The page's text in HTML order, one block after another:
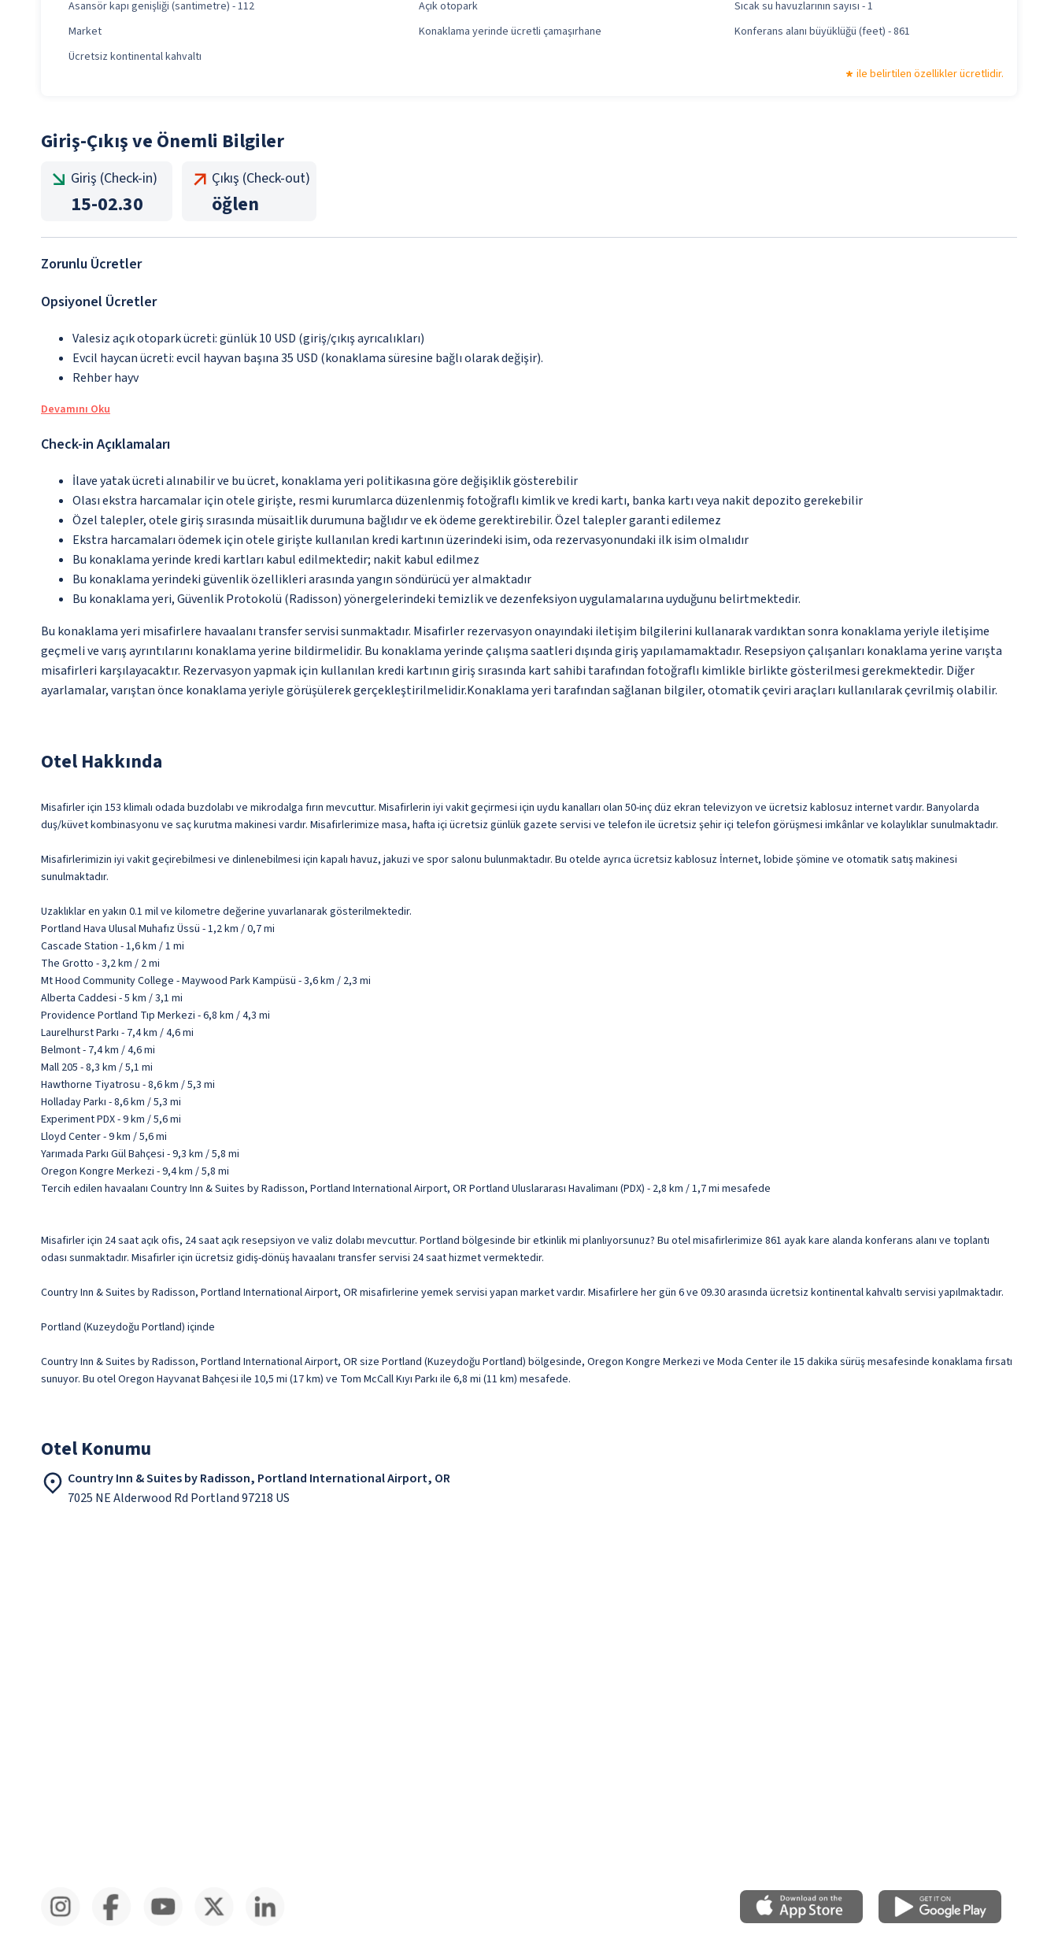
Asansör kapı genişliği (santimetre) - 112
Açık otopark
Sıcak su havuzlarının sayısı - 1
Market
Konaklama yerinde ücretli çamaşırhane
Konferans alanı büyüklüğü (feet) - 861
Ücretsiz kontinental kahvaltı
ile belirtilen özellikler ücretlidir.
Giriş-Çıkış ve Önemli Bilgiler
Giriş (Check-in)
15-02.30
Çıkış (Check-out)
öğlen
Zorunlu Ücretler
Opsiyonel Ücretler
Valesiz açık otopark ücreti: günlük 10 USD (giriş/çıkış ayrıcalıkları)
Evcil haycan ücreti: evcil hayvan başına 35 USD (konaklama süresine bağlı olarak değişir).
Rehber hayv
Devamını Oku
Check-in Açıklamaları
İlave yatak ücreti alınabilir ve bu ücret, konaklama yeri politikasına göre değişiklik gösterebilir
Olası ekstra harcamalar için otele girişte, resmi kurumlarca düzenlenmiş fotoğraflı kimlik ve kredi kartı, banka kartı veya nakit depozito gerekebilir
Özel talepler, otele giriş sırasında müsaitlik durumuna bağlıdır ve ek ödeme gerektirebilir. Özel talepler garanti edilemez
Ekstra harcamaları ödemek için otele girişte kullanılan kredi kartının üzerindeki isim, oda rezervasyonundaki ilk isim olmalıdır
Bu konaklama yerinde kredi kartları kabul edilmektedir; nakit kabul edilmez
Bu konaklama yerindeki güvenlik özellikleri arasında yangın söndürücü yer almaktadır
Bu konaklama yeri, Güvenlik Protokolü (Radisson) yönergelerindeki temizlik ve dezenfeksiyon uygulamalarına uyduğunu belirtmektedir.
Bu konaklama yeri misafirlere havaalanı transfer servisi sunmaktadır. Misafirler rezervasyon onayındaki iletişim bilgilerini kullanarak vardıktan sonra konaklama yeriyle iletişime
geçmeli ve varış ayrıntılarını konaklama yerine bildirmelidir. Bu konaklama yerinde çalışma saatleri dışında giriş yapılamamaktadır. Resepsiyon çalışanları konaklama yerine varışta
misafirleri karşılayacaktır. Rezervasyon yapmak için kullanılan kredi kartının giriş sırasında kart sahibi tarafından fotoğraflı kimlikle birlikte gösterilmesi gerekmektedir. Diğer
ayarlamalar, varıştan önce konaklama yeriyle görüşülerek gerçekleştirilmelidir.Konaklama yeri tarafından sağlanan bilgiler, otomatik çeviri araçları kullanılarak çevrilmiş olabilir.
Otel Hakkında
Misafirler için 153 klimalı odada buzdolabı ve mikrodalga fırın mevcuttur. Misafirlerin iyi vakit geçirmesi için uydu kanalları olan 50-inç düz ekran televizyon ve ücretsiz kablosuz internet vardır. Banyolarda
duş/küvet kombinasyonu ve saç kurutma makinesi vardır. Misafirlerimize masa, hafta içi ücretsiz günlük gazete servisi ve telefon ile ücretsiz şehir içi telefon görüşmesi imkânlar ve kolaylıklar sunulmaktadır.
Misafirlerimizin iyi vakit geçirebilmesi ve dinlenebilmesi için kapalı havuz, jakuzi ve spor salonu bulunmaktadır. Bu otelde ayrıca ücretsiz kablosuz İnternet, lobide şömine ve otomatik satış makinesi
sunulmaktadır.
Uzaklıklar en yakın 0.1 mil ve kilometre değerine yuvarlanarak gösterilmektedir.
Portland Hava Ulusal Muhafız Üssü - 1,2 km / 0,7 mi
Cascade Station - 1,6 km / 1 mi
The Grotto - 3,2 km / 2 mi
Mt Hood Community College - Maywood Park Kampüsü - 3,6 km / 2,3 mi
Alberta Caddesi - 5 km / 3,1 mi
Providence Portland Tıp Merkezi - 6,8 km / 4,3 mi
Laurelhurst Parkı - 7,4 km / 4,6 mi
Belmont - 7,4 km / 4,6 mi
Mall 205 - 8,3 km / 5,1 mi
Hawthorne Tiyatrosu - 8,6 km / 5,3 mi
Holladay Parkı - 8,6 km / 5,3 mi
Experiment PDX - 9 km / 5,6 mi
Lloyd Center - 9 km / 5,6 mi
Yarımada Parkı Gül Bahçesi - 9,3 km / 5,8 mi
Oregon Kongre Merkezi - 9,4 km / 5,8 mi
Tercih edilen havaalanı Country Inn & Suites by Radisson, Portland International Airport, OR Portland Uluslararası Havalimanı (PDX) - 2,8 km / 1,7 mi mesafede
Misafirler için 24 saat açık ofis, 24 saat açık resepsiyon ve valiz dolabı mevcuttur. Portland bölgesinde bir etkinlik mi planlıyorsunuz? Bu otel misafirlerimize 861 ayak kare alanda konferans alanı ve toplantı
odası sunmaktadır. Misafirler için ücretsiz gidiş-dönüş havaalanı transfer servisi 24 saat hizmet vermektedir.
Country Inn & Suites by Radisson, Portland International Airport, OR misafirlerine yemek servisi yapan market vardır. Misafirlere her gün 6 ve 09.30 arasında ücretsiz kontinental kahvaltı servisi yapılmaktadır.
Portland (Kuzeydoğu Portland) içinde
Country Inn & Suites by Radisson, Portland International Airport, OR size Portland (Kuzeydoğu Portland) bölgesinde, Oregon Kongre Merkezi ve Moda Center ile 15 dakika sürüş mesafesinde konaklama fırsatı
sunuyor. Bu otel Oregon Hayvanat Bahçesi ile 10,5 mi (17 km) ve Tom McCall Kıyı Parkı ile 6,8 mi (11 km) mesafede.
Otel Konumu
Country Inn & Suites by Radisson, Portland International Airport, OR
7025 NE Alderwood Rd Portland 97218 US